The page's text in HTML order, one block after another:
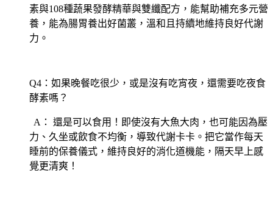
素與108種蔬果發酵精華與雙纖配方，能幫助補充多元營
養，能為腸胃養出好菌叢，溫和且持續地維持良好代謝
力。
Q4：如果晚餐吃很少，或是沒有吃宵夜，還需要吃夜食
酵素嗎？
A： 還是可以食用！即使沒有大魚大肉，也可能因為壓
力、久坐或飲食不均衡，導致代謝卡卡。把它當作每天
睡前的保養儀式，維持良好的消化道機能，隔天早上感
覺更清爽！